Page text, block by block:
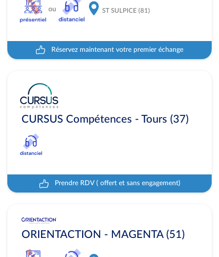
ou ST SULPICE (81)
Réservez maintenant votre premier échange
CURSUS Compétences - Tours (37)
Prendre RDV ( offert et sans engagement)
ORIENTACTION - MAGENTA (51)